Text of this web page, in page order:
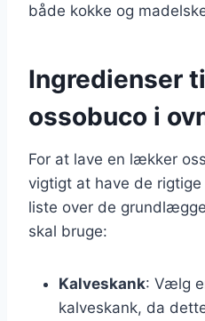
både kokke og
Ingredienser
ossobuco i
For at lave en lækker
vigtigt at have de
liste over de
skal bruge:
Kalveskank: Vælg
kalveskank, da